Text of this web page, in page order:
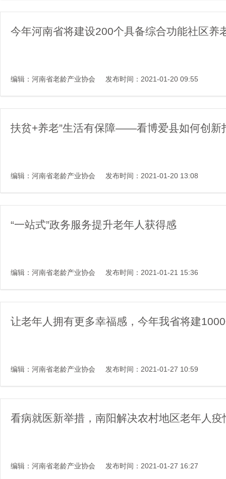
今年河南省将建设200个具备综合功能社区养
编辑：河南省老龄产业协会 发布时间：2021-01-20 09:55
扶贫+养老”生活有保障——看博爱县如何创新
编辑：河南省老龄产业协会 发布时间：2021-01-20 13:08
“一站式”政务服务提升老年人获得感
编辑：河南省老龄产业协会 发布时间：2021-01-21 15:36
让老年人拥有更多幸福感，今年我省将建
编辑：河南省老龄产业协会 发布时间：2021-01-27 10:59
看病就医新举措，南阳解决农村地区老年人疫
编辑：河南省老龄产业协会 发布时间：2021-01-27 16:27